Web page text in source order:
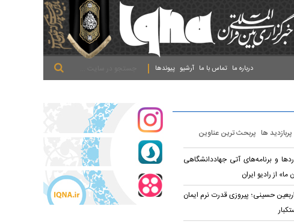
پیوندها آرشیو تماس با ما درباره ما
پربازدید ها پربحث ترین عناوین
و برنامه‌های آتی جهاددانشگاهی
ما» از رادیو ایران
حسینی؛ پیروزی قدرت نرم ایمان